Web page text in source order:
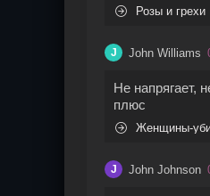
Розы и грехи
J John Williams
Не напрягает,
плюс
Женщины-
J John Johnson